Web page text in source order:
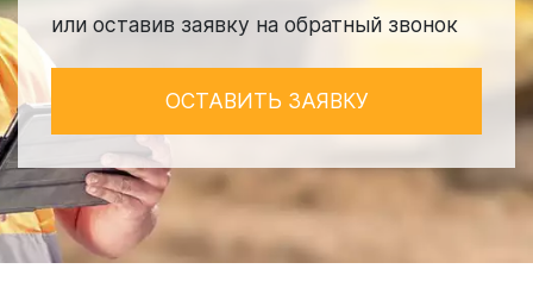
или оставив заявку на обратный звонок
ОСТАВИТЬ ЗАЯВКУ